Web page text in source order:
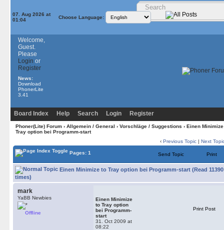
07. Aug 2026 at
01:04
Choose Language:
Welcome,
Guest.
Please
Login or
Register
News:
Download
PhonerLite
3.41
Board Index Help Search Login Register
Phoner(Lite) Forum› Allgemein / General › Vorschläge / Suggestions › Einen
Tray option bei Programm-start
‹ Previous Topic | Next
Pages: 1 Send Topic Print
Einen Minimize to Tray option bei Programm-start (Read 11390
times)
mark
YaBB Newbies
Offline
Einen Minimize
to Tray option
bei Programm-
start
31. Oct 2009 at
08:22
Print Post